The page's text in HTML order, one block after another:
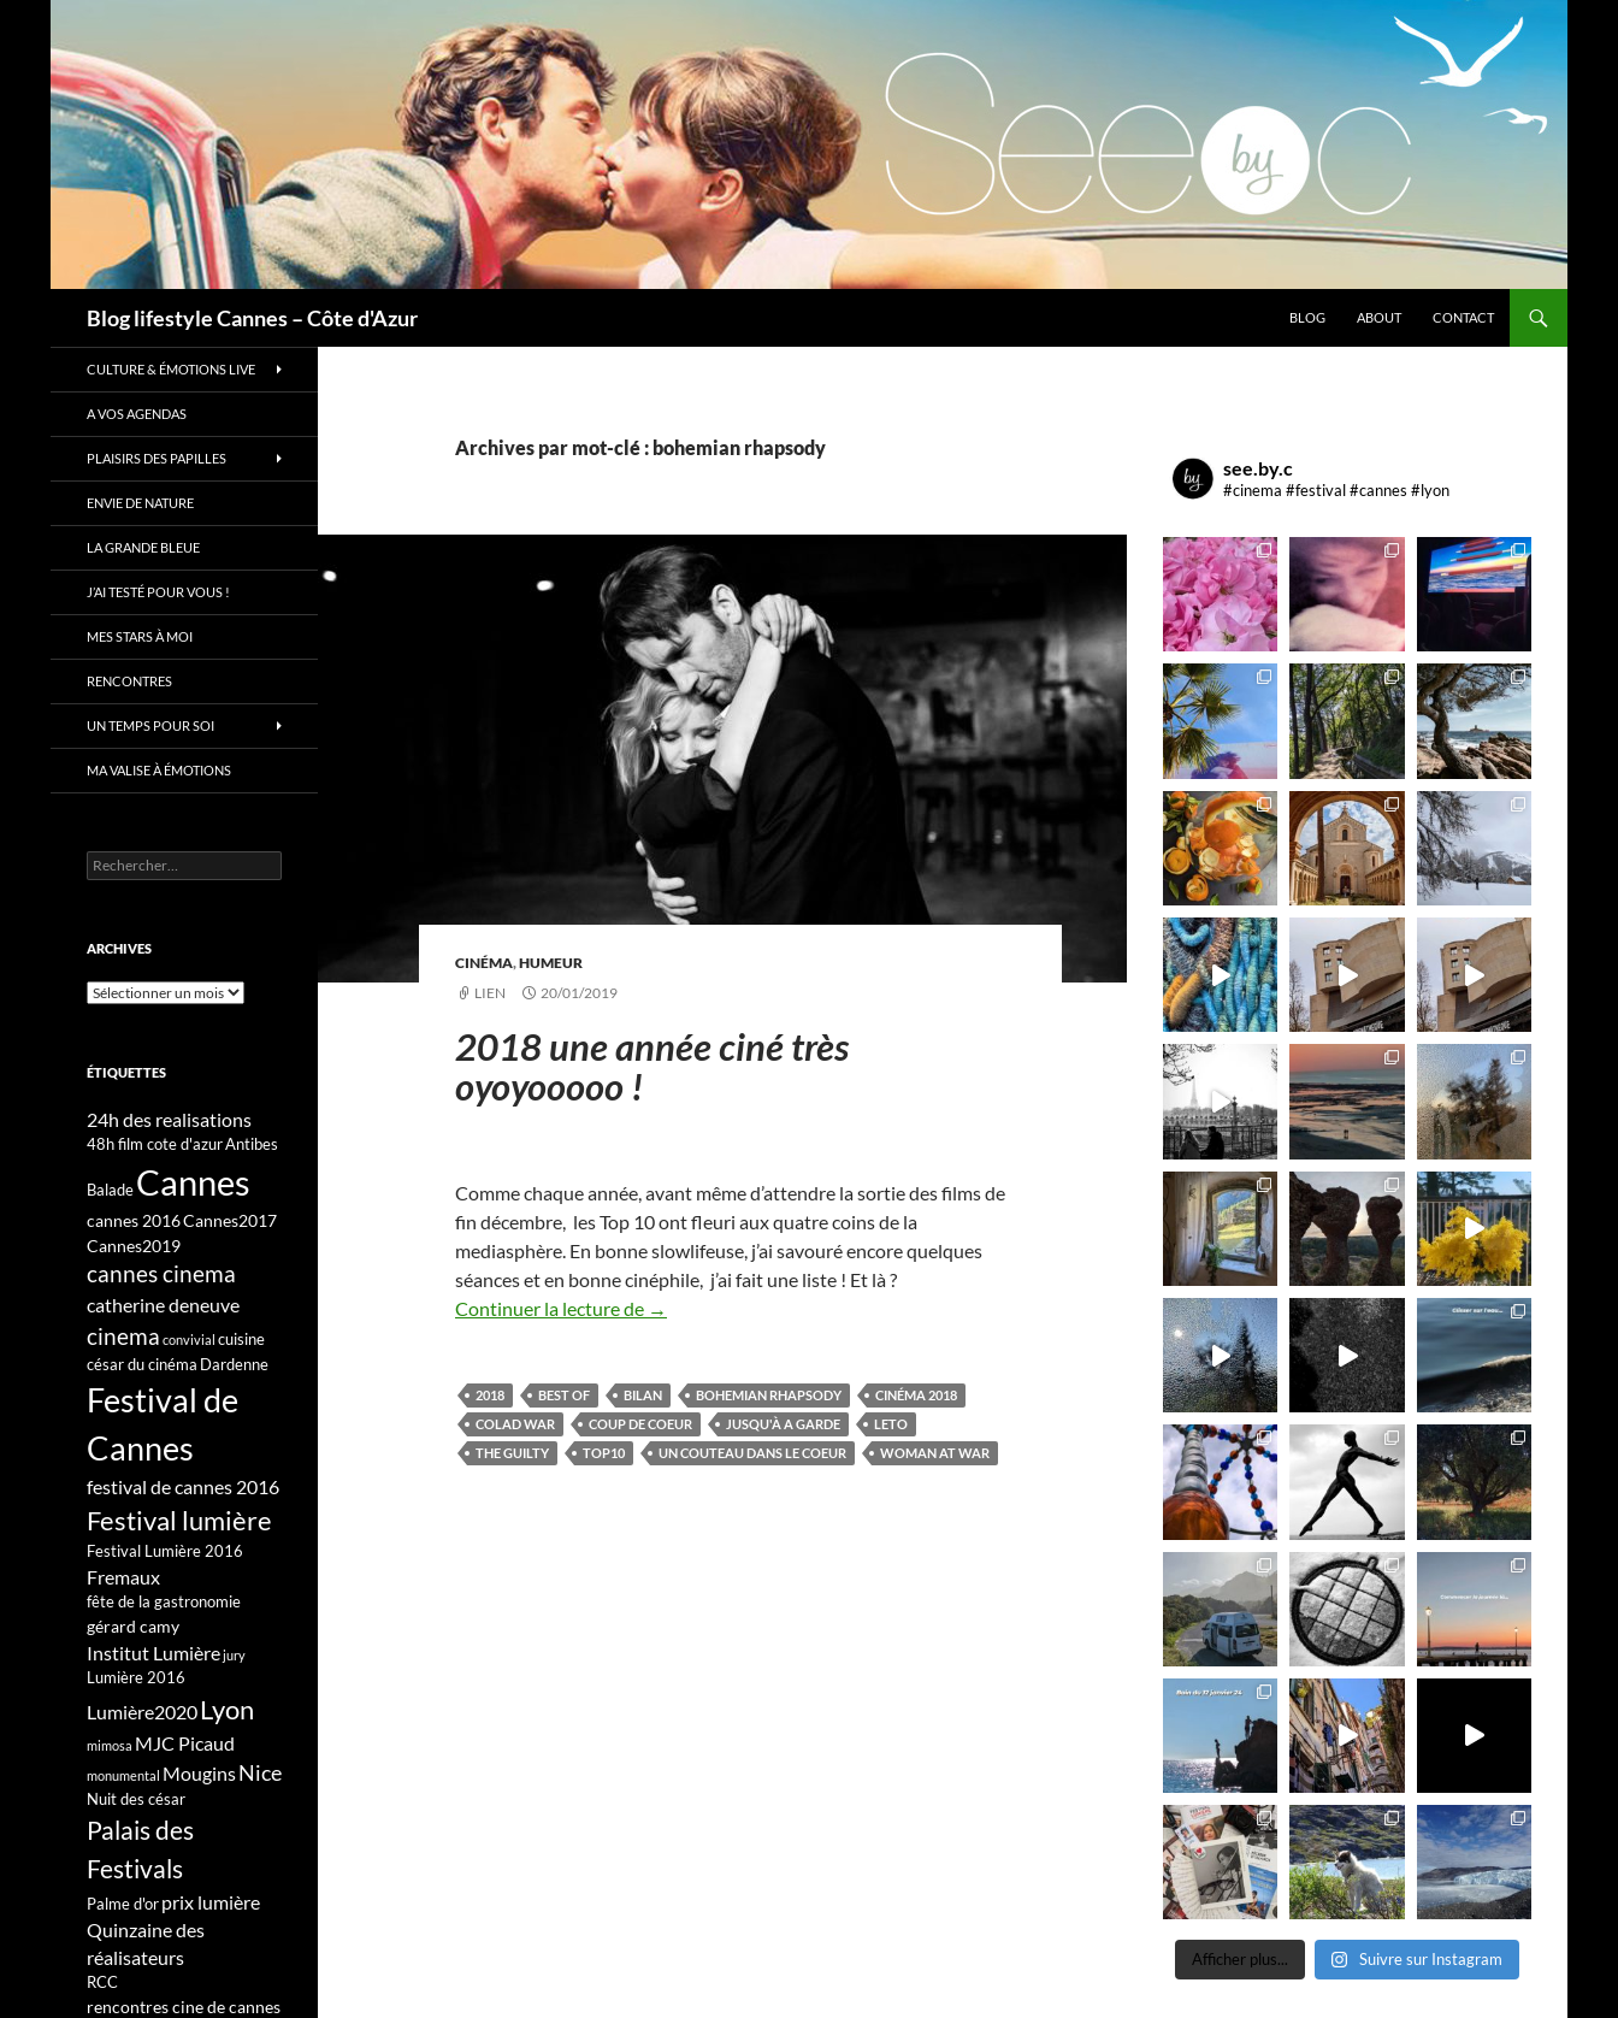
Blog lifestyle Cannes – Côte d'Azur
BLOG
ABOUT CONTACT
Archives par mot-clé : bohemian rhapsody
CINÉMA,HUMEUR
LIEN
20/01/2019
2018 une année ciné très
oyoyooooo !
Comme chaque année, avant même d’attendre la sortie des films de
fin décembre, les Top 10 ont fleuri aux quatre coins de la
mediasphère. En bonne slowlifeuse, j’ai savouré encore quelques
séances et en bonne cinéphile, j’ai fait une liste ! Et là ?
Continuer la lecture de On s’fait un film de 2018
→
2018 BEST OF BILAN BOHEMIAN RHAPSODY
CINÉMA 2018
COLAD WAR
COUP DE COEUR JUSQU'À A GARDE
LETO
THE GUILTY
TOP10 UN COUTEAU DANS LE COEUR WOMAN AT WAR
see.by.c
#cinema #festival #cannes #lyon
Afficher plus... Suivre sur Instagram
CULTURE & ÉMOTIONS LIVE
A VOS AGENDAS
PLAISIRS DES PAPILLES
ENVIE DE NATURE
LA GRANDE BLEUE
J’AI TESTÉ POUR VOUS !
MES STARS À MOI
RENCONTRES
UN TEMPS POUR SOI
MA VALISE À ÉMOTIONS
Rechercher :
ARCHIVES
Archives
ÉTIQUETTES
24h des realisations
48h film cote d'azurAntibes
BaladeCannes
cannes 2016Cannes2017
Cannes2019
cannes cinema
catherine deneuve
cinema convivial cuisine
césar du cinéma Dardenne
Festival de
Cannes
festival de cannes 2016
Festival lumière
Festival Lumière 2016
Fremaux
fête de la gastronomie
gérard camy
Institut Lumièrejury
Lumière 2016
Lumière2020Lyon
mimosa MJC Picaud
monumental MouginsNice
Nuit des césar
Palais des
Festivals
Palme d'orprix lumière
Quinzaine des
réalisateurs
RCC
rencontres cine de cannes